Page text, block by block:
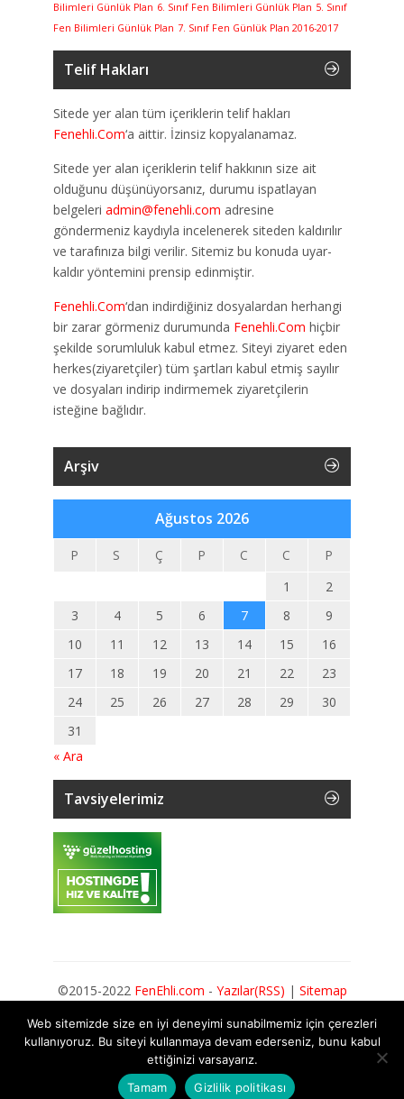
Bilimleri Günlük Plan 6. Sınıf Fen Bilimleri Günlük Plan 5. Sınıf
Fen Bilimleri Günlük Plan 7. Sınıf Fen Günlük Plan 2016-2017
Telif Hakları
Sitede yer alan tüm içeriklerin telif hakları
Fenehli.Com‘a aittir. İzinsiz kopyalanamaz.
Sitede yer alan içeriklerin telif hakkının size ait
olduğunu düşünüyorsanız, durumu ispatlayan
belgeleri admin@fenehli.com adresine
göndermeniz kaydıyla incelenerek siteden kaldırılır
ve tarafınıza bilgi verilir. Sitemiz bu konuda uyar-
kaldır yöntemini prensip edinmiştir.
Fenehli.Com‘dan indirdiğiniz dosyalardan herhangi
bir zarar görmeniz durumunda Fenehli.Com hiçbir
şekilde sorumluluk kabul etmez. Siteyi ziyaret eden
herkes(ziyaretçiler) tüm şartları kabul etmiş sayılır
ve dosyaları indirip indirmemek ziyaretçilerin
isteğine bağlıdır.
Arşiv
Ağustos 2026
P S Ç P C C
P
1
2
3
4 5 6 7 8
9
10
11 12 13 14 15
16
17
18 19 20 21 22
23
24
25 26 27 28 29
30
31
« Ara
Tavsiyelerimiz
©2015-2022 FenEhli.com - Yazılar(RSS) | Sitemap
24
Web sitemizde size en iyi deneyimi sunabilmemiz için çerezleri
kullanıyoruz. Bu siteyi kullanmaya devam ederseniz, bunu kabul
ettiğinizi varsayarız.
Tamam
Gizlilik politikası